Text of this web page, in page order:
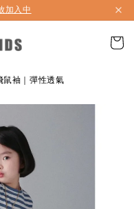
加入中
鼠袖｜彈性透氣